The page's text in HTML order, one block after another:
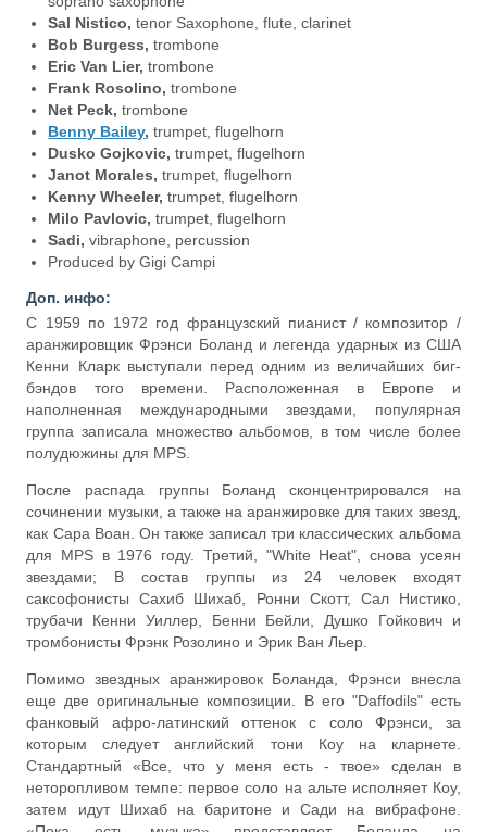
Sal Nistico,tenor Saxophone, flute, clarinet
Bob Burgess,trombone
Eric Van Lier,trombone
Frank Rosolino,trombone
Net Peck,trombone
Benny Bailey,trumpet, flugelhorn
Dusko Gojkovic,trumpet, flugelhorn
Janot Morales,trumpet, flugelhorn
Kenny Wheeler,trumpet, flugelhorn
Milo Pavlovic,trumpet, flugelhorn
Sadi,vibraphone, percussion
Produced by Gigi Campi
Доп. инфо:
С 1959 по 1972 год французский пианист / композитор /
аранжировщик Фрэнси Боланд и легенда ударных из США
Кенни Кларк выступали перед одним из величайших биг-
бэндов того времени. Расположенная в Европе и
наполненная международными звездами, популярная
группа записала множество альбомов, в том числе более
полудюжины для MPS.
После распада группы Боланд сконцентрировался на
сочинении музыки, а также на аранжировке для таких звезд,
как Сара Воан. Он также записал три классических альбома
для MPS в 1976 году. Третий, "White Heat", снова усеян
звездами; В состав группы из 24 человек входят
саксофонисты Сахиб Шихаб, Ронни Скотт, Сал Нистико,
трубачи Кенни Уиллер, Бенни Бейли, Душко Гойкович и
тромбонисты Фрэнк Розолино и Эрик Ван Льер.
Помимо звездных аранжировок Боланда, Фрэнси внесла
еще две оригинальные композиции. В его "Daffodils" есть
фанковый афро-латинский оттенок с соло Фрэнси, за
которым следует английский тони Коу на кларнете.
Стандартный «Все, что у меня есть - твое» сделан в
неторопливом темпе: первое соло на альте исполняет Коу,
затем идут Шихаб на баритоне и Сади на вибрафоне.